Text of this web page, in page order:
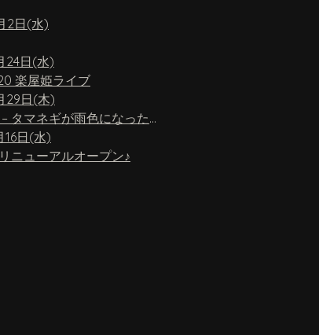
2日(水)
24日(水)
楽屋姫ライブ
29日(木)
ちんげん – タマネギが雨色になったら
16日(水)
ニューアルオープン♪